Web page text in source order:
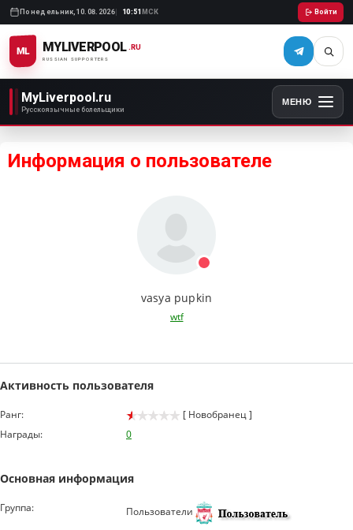
Понедельник, 10.08.2026 10:51 МСК Войти
ML MYLIVERPOOL
RUSSIAN SUPPORTERS
.RU
MyLiverpool.ru
Русскоязычные болельщики
МЕНЮ
Информация о пользователе
vasya pupkin
wtf
Активность пользователя
Ранг:
[ Новобранец ]
Награды:
0
Основная информация
Группа:
Пользователи